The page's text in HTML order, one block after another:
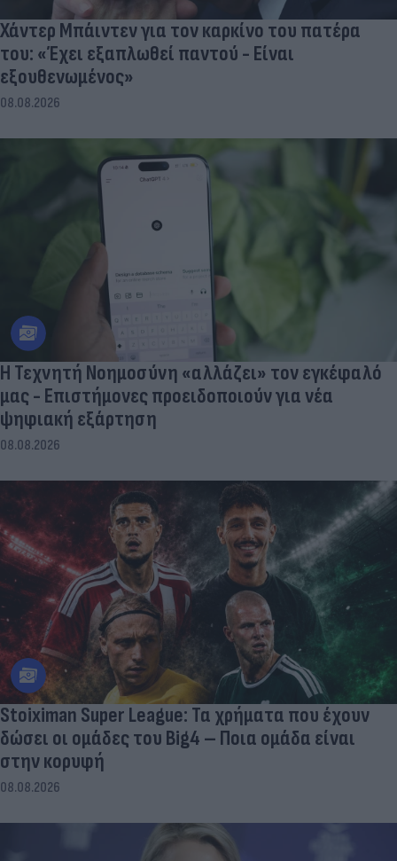
Χάντερ Μπάιντεν για τον καρκίνο του πατέρα
του: «Έχει εξαπλωθεί παντού - Είναι
εξουθενωμένος»
08.08.2026
Η Τεχνητή Νοημοσύνη «αλλάζει» τον εγκέφαλό
μας - Eπιστήμονες προειδοποιούν για νέα
ψηφιακή εξάρτηση
08.08.2026
Stoiximan Super League: Τα χρήματα που έχουν
δώσει οι ομάδες του Big4 – Ποια ομάδα είναι
στην κορυφή
08.08.2026